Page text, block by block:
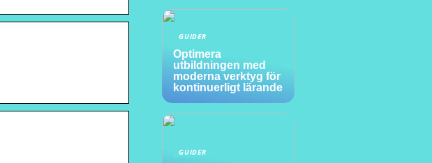
GUIDER
Optimera
utbildningen med
moderna verktyg för
kontinuerligt lärande
GUIDER